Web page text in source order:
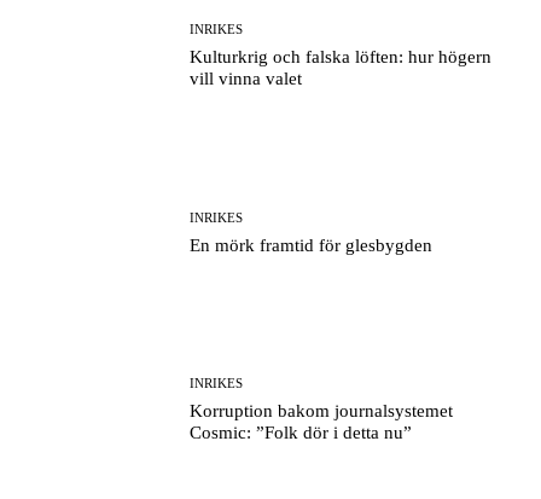
INRIKES
Kulturkrig och falska löften: hur högern
vill vinna valet
INRIKES
En mörk framtid för glesbygden
INRIKES
Korruption bakom journalsystemet
Cosmic: ”Folk dör i detta nu”